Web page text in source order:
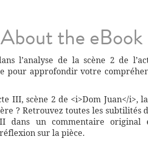
About the eBook
l’analyse de la scène 2 de
pour approfondir votre
III, scène 2 de <i>Dom Juan</i>,
? Retrouvez toutes les subtilités
dans un commentaire original
sur la pièce.